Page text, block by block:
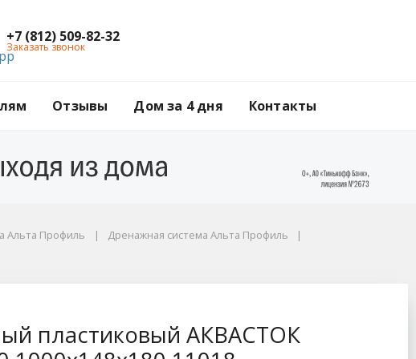
+7 (812) 509-82-32
Заказать звонок
Отзывы Дом за 4 дня Контакты
Альта Профиль
Дренажная система Альта Профиль
пластиковый АКВАСТОК